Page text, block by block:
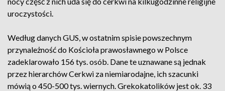
uroczystości.
Według danych GUS, w ostatnim spisie powszechnym
przynależność do Kościoła prawosławnego w Polsce
zadeklarowało 156 tys. osób. Dane te uznawane są jednak
przez hierarchów Cerkwi za niemiarodajne, ich szacunki
mówią o 450-500 tys. wiernych. Grekokatolików jest ok. 33